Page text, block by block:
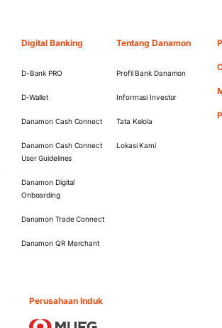
Digital Banking
D-Bank PRO
D-Wallet
Danamon Cash Connect
Danamon Cash Connect
User Guidelines
Danamon Digital
Onboarding
Danamon Trade Connect
Danamon QR Merchant
Tentang Danamon
Profil Bank Danamon
Informasi Investor
Tata Kelola
Lokasi Kami
Perusahaan Induk